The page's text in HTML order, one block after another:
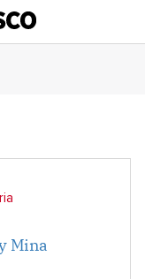
Mina